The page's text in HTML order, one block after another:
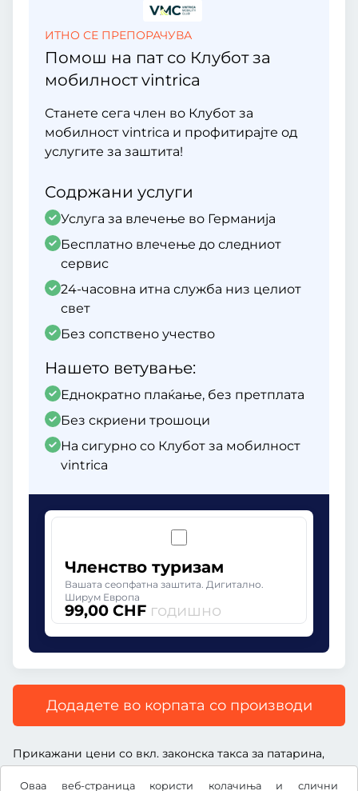
Оваа веб-страница користи колачиња и слични
ИТНО СЕ ПРЕПОРАЧУВА
Помош на пат со Клубот за
мобилност vintrica
Станете сега член во Клубот за
мобилност vintrica и профитирајте од
услугите за заштита!
Содржани услуги
Услуга за влечење во Германија
Бесплатно влечење до следниот
сервис
24-часовна итна служба низ целиот
свет
Без сопствено учество
Нашето ветување:
Еднократно плаќање, без претплата
Без скриени трошоци
На сигурно со Клубот за мобилност
vintrica
Членство туризам
Вашата сеопфатна заштита. Дигитално.
Ширум Европа
99,00 CHF годишно
Додадете во корпата со производи
Прикажани цени со вкл. законска такса за патарина,
вкл. надоместок за услуга и вкл. законски ДДВ.